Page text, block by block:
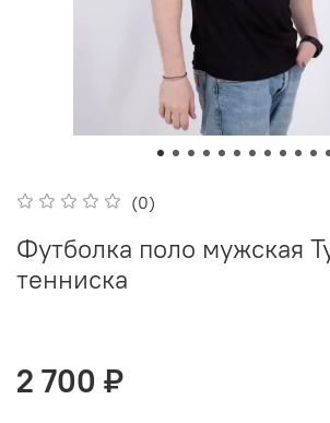
(0)
Футболка поло мужская
тенниска
2 700 ₽